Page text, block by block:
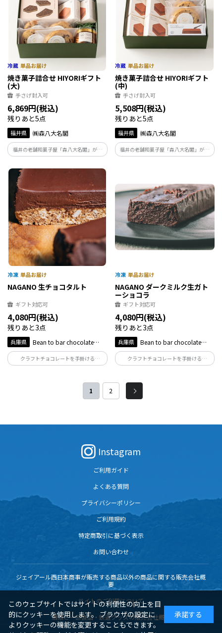
焼き菓子詰合せ HIYORIギフト
(大)
手さげ封入可
6,869円(税込)
残りあと5点
福井県 ㈱森八大名閣
福井の老舗和菓子屋「森八大名閣」が手
掛けるチョコレートブランド「山奥チョ
コレート日和」の魅力が詰まったギフト
BOX。人気の生チョコサンドや、チョコ
レート焼き菓子など計10点入。
焼き菓子詰合せ HIYORIギフト
(中)
手さげ封入可
5,508円(税込)
残りあと5点
福井県 ㈱森八大名閣
福井の老舗和菓子屋「森八大名閣」が手
掛けるチョコレートブランド「山奥チョ
など計9点入。
NAGANO 生チョコタルト
ギフト対応可
4,080円(税込)
残りあと3点
兵庫県
Bean to bar chocolate
NAGANO
クラフトチョコレートを手掛ける
NAGANOの進化系ミルクチョコ、ダーク
とした生チョコに、オリジナルジャムを
合わせた濃厚でくせになるタルト生地と
NAGANO ダークミルク生ガト
ーショコラ
ギフト対応可
4,080円(税込)
残りあと3点
兵庫県
Bean to bar chocolate
NAGANO
クラフトチョコレートを手掛ける
NAGANOで一番人気の、ダークミルクを
グルテンフリーな材料のみ使用したこだ
1 2
Instagram
ご利用ガイド
よくある質問
プライバシーポリシー
ご利用規約
特定商取引に基づく表示
お問い合わせ
ジェイアール西日本商事が販売する商品以外の商品に関する販売会社概
要
サイトのご利用について
酒類と一部食品・鉄道グッズの販売会社概要
このウェブサイトではサイトの利便性の向上を目
的にクッキーを使用します。 ブラウザの設定に
よりクッキーの機能を変更することもできます。
承諾する